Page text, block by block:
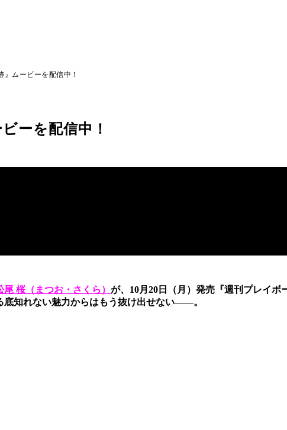
』ムービーを配信中！
ーを配信中！
尾 桜（まつお・さくら） が、10月20日（月）発売『週刊プレイボ
知れない魅力からはもう抜け出せない――。